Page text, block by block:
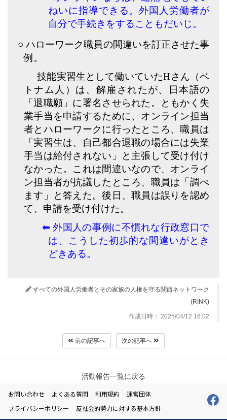
ねいに指導できる。外国人労働者が
自分で手続きをすることもだいじ。
○ ハローワーク職員の間違いを訂正させた事
例。
技能実習生として働いていたHさん（ベ
トナム人）は、解雇されたが、日本語の
「退職願」に署名させられた。ともかく失
業手当を申請するために、オンライン担当
者とハローワークに行ったところ、職員は
「実習生は、自己都合退職の場合には失業
手当は給付されない」と主張して受け付け
なかった。これは間違いなので、オンライ
ン担当者が抗議したところ、職員は「調べ
ます」と答えた。後日、職員は誤りを認め
て、申請を受け付けた。
⬅︎ 外国人の事例に不慣れな行政窓口で
は、こうした初歩的な間違いがとき
どきある。
すべての外国人労働者とその家族の人権を守る関西ネットワーク
(RINK)
作成日時： 2025/04/12 16:02
前の記事へ 次の記事へ
活動報告一覧に戻る
お問い合わせ よくある質問 利用規約
運営団体
プライバシーポリシー
反社会的勢力に対する基本方針